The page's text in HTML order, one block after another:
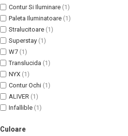
Contur Si Iluminare (1)
Paleta Iluminatoare (1)
Stralucitoare (1)
Superstay (1)
W7 (1)
Translucida (1)
NYX (1)
Contur Ochi (1)
ALIVER (1)
Infallible (1)
Culoare